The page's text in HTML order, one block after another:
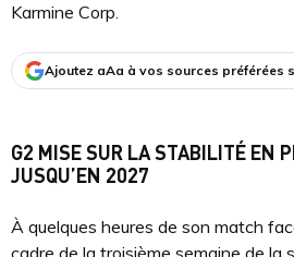
Karmine Corp.
Ajoutez aAa à vos sources préférées
G2 MISE SUR LA STABILITÉ EN
JUSQU’EN 2027
À quelques heures de son match
cadre de la troisième semaine de la